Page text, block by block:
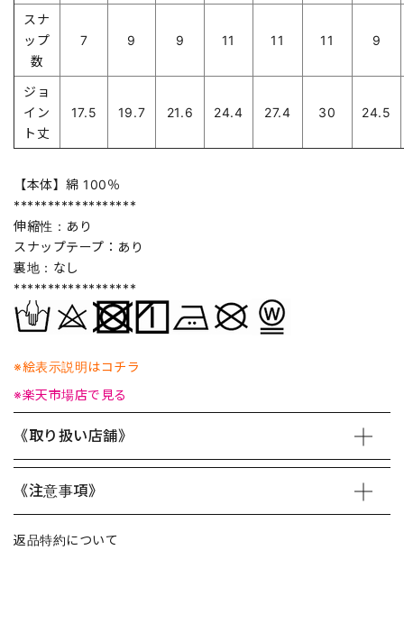
スナ
ップ
数
7 9 9 11 11 11 9
ジョ
イン
ト丈
17.5 19.7 21.6 24.4 27.4 30 24.5
【本体】綿 100％
******************
伸縮性：あり
スナップテープ：あり
裏地：なし
******************
※絵表示説明はコチラ
※楽天市場店で見る
《取り扱い店舗》
《注意事項》
返品特約について